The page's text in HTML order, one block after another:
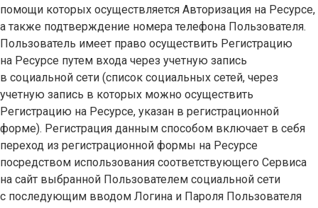
помощи которых осуществляется Авторизация на Ресурсе,
а также подтверждение номера телефона Пользователя.
Пользователь имеет право осуществить Регистрацию
на Ресурсе путем входа через учетную запись
в социальной сети (список социальных сетей, через
учетную запись в которых можно осуществить
Регистрацию на Ресурсе, указан в регистрационной
форме). Регистрация данным способом включает в себя
переход из регистрационной формы на Ресурсе
посредством использования соответствующего Сервиса
на сайт выбранной Пользователем социальной сети
с последующим вводом Логина и Пароля Пользователя